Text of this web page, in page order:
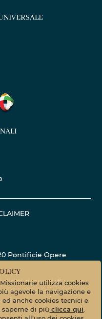
Pontificie Opere
diritti riservati. ©
© Servizio fotografico
utilizza cookies
agevole la navigazione e
anche cookies tecnici e
saperne di più clicca qui.